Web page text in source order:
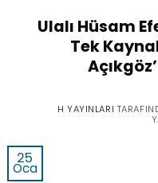
Ulalı Hüsam
Tek
H YAYINLARI
25
Oca